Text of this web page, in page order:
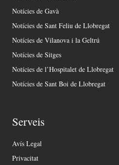
Notícies de Gavà
Notícies de Sant Feliu de Llobregat
Notícies de Vilanova i la Geltrú
Notícies de Sitges
Notícies de l’Hospitalet de Llobregat
Notícies de Sant Boi de Llobregat
Serveis
Avís Legal
Privacitat